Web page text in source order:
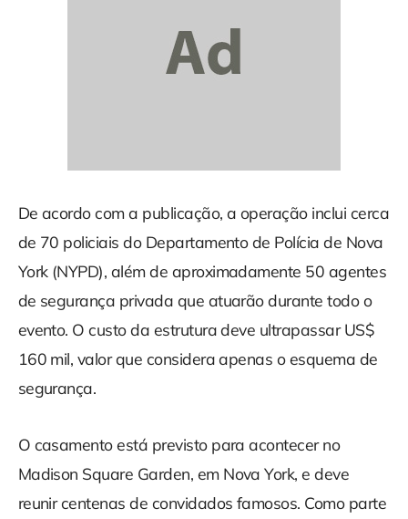
De acordo com a publicação, a operação inclui cerca
de 70 policiais do Departamento de Polícia de Nova
York (NYPD), além de aproximadamente 50 agentes
de segurança privada que atuarão durante todo o
evento. O custo da estrutura deve ultrapassar US$
160 mil, valor que considera apenas o esquema de
segurança.
O casamento está previsto para acontecer no
Madison Square Garden, em Nova York, e deve
reunir centenas de convidados famosos. Como parte